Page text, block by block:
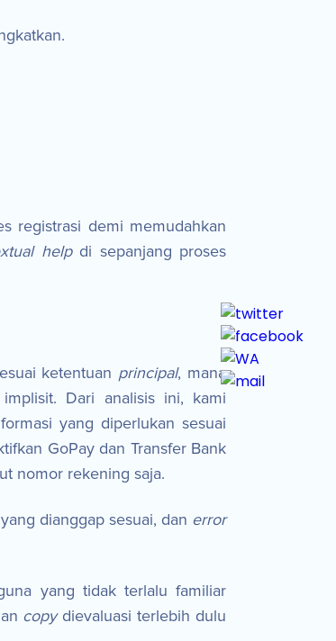
registrasi demi memudahkan
helpdi sepanjang proses
ketentuan principal, mana
Dari analisis ini, kami
yang diperlukan sesuai
GoPay dan Transfer Bank
nomor rekening saja.
dianggap sesuai, dan error
yang tidak terlalu familiar
copydievaluasi terlebih dulu